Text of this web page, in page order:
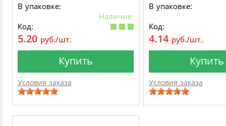
В упаковке:
Наличие:
Код:
5.20 руб./шт.
Купить
Условия заказа
В упаковке:
Код:
4.14 руб./шт.
Купить
Условия заказа